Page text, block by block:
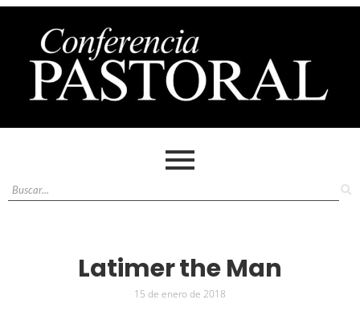
Latimer the Man
15 de enero de 2018